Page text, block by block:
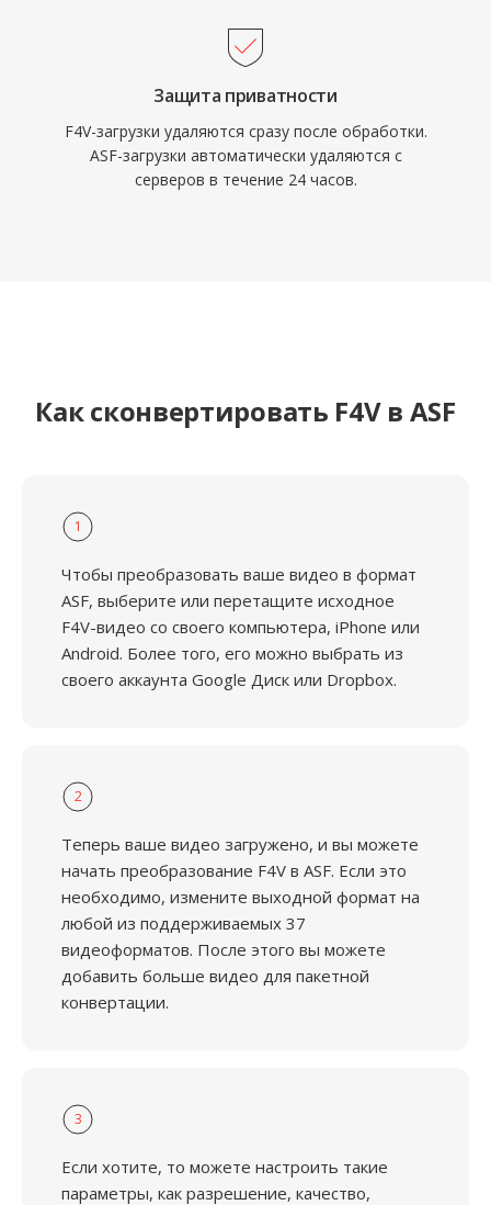
Защита приватности
F4V-загрузки удаляются сразу после обработки.
ASF-загрузки автоматически удаляются с
серверов в течение 24 часов.
Как сконвертировать F4V в ASF
1
Чтобы преобразовать ваше видео в формат
ASF, выберите или перетащите исходное
F4V-видео со своего компьютера, iPhone или
Android. Более того, его можно выбрать из
своего аккаунта Google Диск или Dropbox.
2
Теперь ваше видео загружено, и вы можете
начать преобразование F4V в ASF. Если это
необходимо, измените выходной формат на
любой из поддерживаемых 37
видеоформатов. После этого вы можете
добавить больше видео для пакетной
конвертации.
3
Если хотите, то можете настроить такие
параметры, как разрешение, качество,